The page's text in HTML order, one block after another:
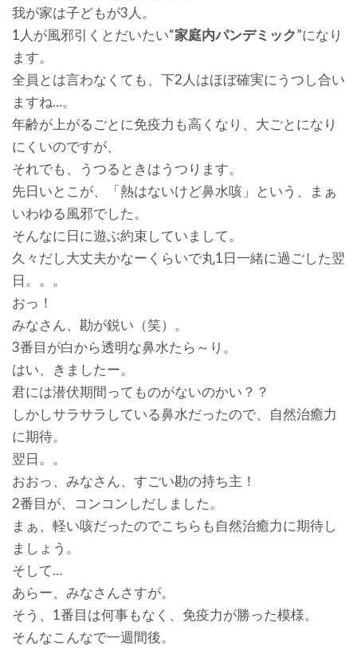
我が家は子どもが3人。
1人が風邪引くとだいたい“家庭内パンデミック”になり
ます。
全員とは言わなくても、下2人はほぼ確実にうつし合い
ますね…。
年齢が上がるごとに免疫力も高くなり、大ごとになり
にくいのですが、
それでも、うつるときはうつります。
先日いとこが、「熱はないけど鼻水咳」という、まぁ
いわゆる風邪でした。
そんなに日に遊ぶ約束していまして。
久々だし大丈夫かなーくらいで丸1日一緒に過ごした翌
日。。。
おっ！
みなさん、勘が鋭い（笑）。
3番目が白から透明な鼻水たら～り。
はい、きましたー。
君には潜伏期間ってものがないのかい？？
しかしサラサラしている鼻水だったので、自然治癒力
に期待。
翌日。。
おおっ、みなさん、すごい勘の持ち主！
2番目が、コンコンしだしました。
まぁ、軽い咳だったのでこちらも自然治癒力に期待し
ましょう。
そして…
あらー、みなさんさすが。
そう、1番目は何事もなく、免疫力が勝った模様。
そんなこんなで一週間後。